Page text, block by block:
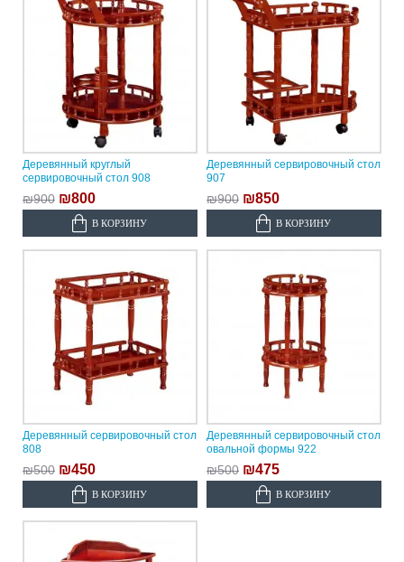
Деревянный круглый
сервировочный стол 908
₪900 ₪800
В КОРЗИНУ
Деревянный сервировочный стол
907
₪900 ₪850
В КОРЗИНУ
Деревянный сервировочный стол
808
₪500 ₪450
В КОРЗИНУ
Деревянный сервировочный стол
овальной формы 922
₪500 ₪475
В КОРЗИНУ